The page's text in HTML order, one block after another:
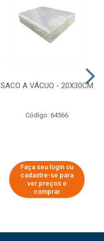
SACO A VÁCUO - 20X30CM
Código: 64566
Faça seu login ou
cadastre-se para
ver preços e
comprar